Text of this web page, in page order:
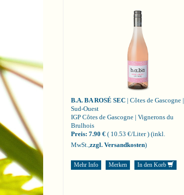
B.A. BA ROSÉ SEC | Côtes de Gascogne |
Sud-Ouest
IGP Côtes de Gascogne | Vignerons du
Brulhois
Preis: 7.90 € ( 10.53 €/Liter ) (inkl.
MwSt., zzgl. Versandkosten)
Mehr Info Merken In den Korb